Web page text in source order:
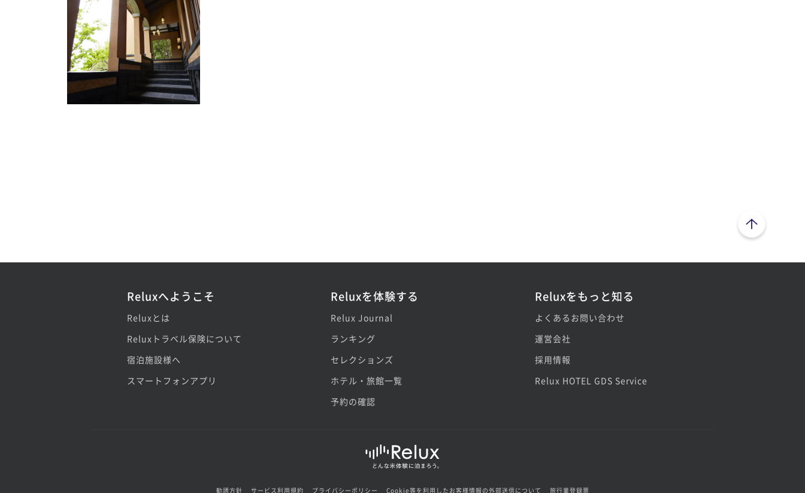
Reluxへようこそ
Reluxとは
Reluxトラベル保険について
宿泊施設様へ
スマートフォンアプリ
Reluxを体験する
Relux Journal
ランキング
セレクションズ
ホテル・旅館一覧
予約の確認
Reluxをもっと知る
よくあるお問い合わせ
運営会社
採用情報
Relux HOTEL GDS Service
勧誘方針 サービス利用規約 プライバシーポリシー Cookie等を利用したお客様情報の外部送信について 旅行業登録票